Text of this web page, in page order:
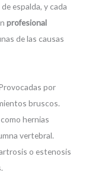
espalda, y cada
profesional
de las causas
por
bruscos.
hernias
vertebral.
o estenosis